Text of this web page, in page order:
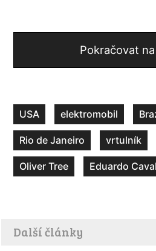
Pokračovat
USA elektromobil
Rio de Janeiro vrtulník
Oliver Tree Eduardo
Další články